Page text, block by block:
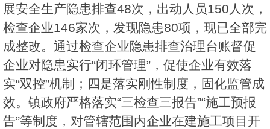
展安全生产隐患排查48次，出动人员150人次，
检查企业146家次，发现隐患80项，现已全部完
成整改。通过检查企业隐患排查治理台账督促
企业对隐患实行“闭环管理”，促使企业有效落
实“双控”机制；四是落实刚性制度，固化监管成
效。镇政府严格落实“三检查三报告”“施工预报
告”等制度，对管辖范围内企业在建施工项目开